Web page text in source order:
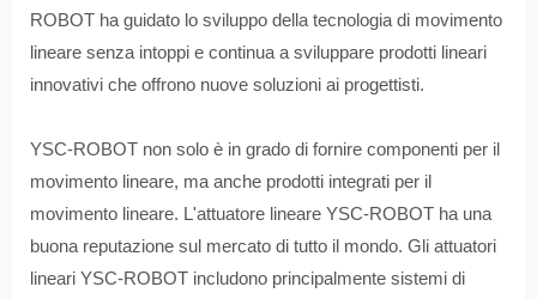
ROBOT ha guidato lo sviluppo della tecnologia di movimento
lineare senza intoppi e continua a sviluppare prodotti lineari
innovativi che offrono nuove soluzioni ai progettisti.
YSC-ROBOT non solo è in grado di fornire componenti per il
movimento lineare, ma anche prodotti integrati per il
movimento lineare. L'attuatore lineare YSC-ROBOT ha una
buona reputazione sul mercato di tutto il mondo. Gli attuatori
lineari YSC-ROBOT includono principalmente sistemi di